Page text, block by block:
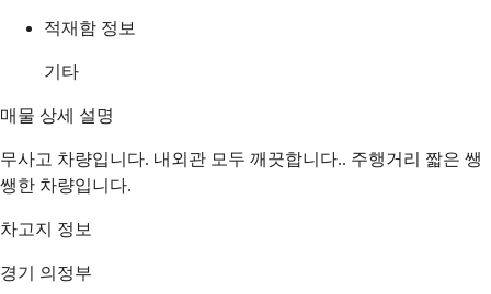
적재함 정보
기타
매물 상세 설명
무사고 차량입니다. 내외관 모두 깨끗합니다.. 주행거리 짧은 쌩
쌩한 차량입니다.
차고지 정보
경기 의정부